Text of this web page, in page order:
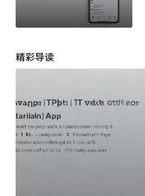
一文给你说清楚
精彩导读